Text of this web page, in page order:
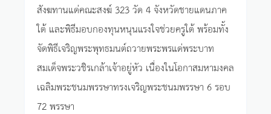
สังฆทานแด่คณะสงฆ์ 323 วัด 4 จังหวัดชายแดนภาค
ใต้ และพิธีมอบกองทุนหนุนแรงใจช่วยครูใต้ พร้อมทั้ง
จัดพิธีเจริญพระพุทธมนต์ถวายพระพรแด่พระบาท
สมเด็จพระวชิรเกล้าเจ้าอยู่หัว เนื่องในโอกาสมหามงคล
เฉลิมพระชนมพรรษาทรงเจริญพระชนมพรรษา 6 รอบ
72 พรรษา